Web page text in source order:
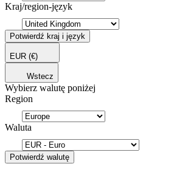
Kraj/region-język
Potwierdź kraj i język
EUR (€)
Wstecz
Wybierz walutę poniżej
Region
Waluta
Potwierdź walutę